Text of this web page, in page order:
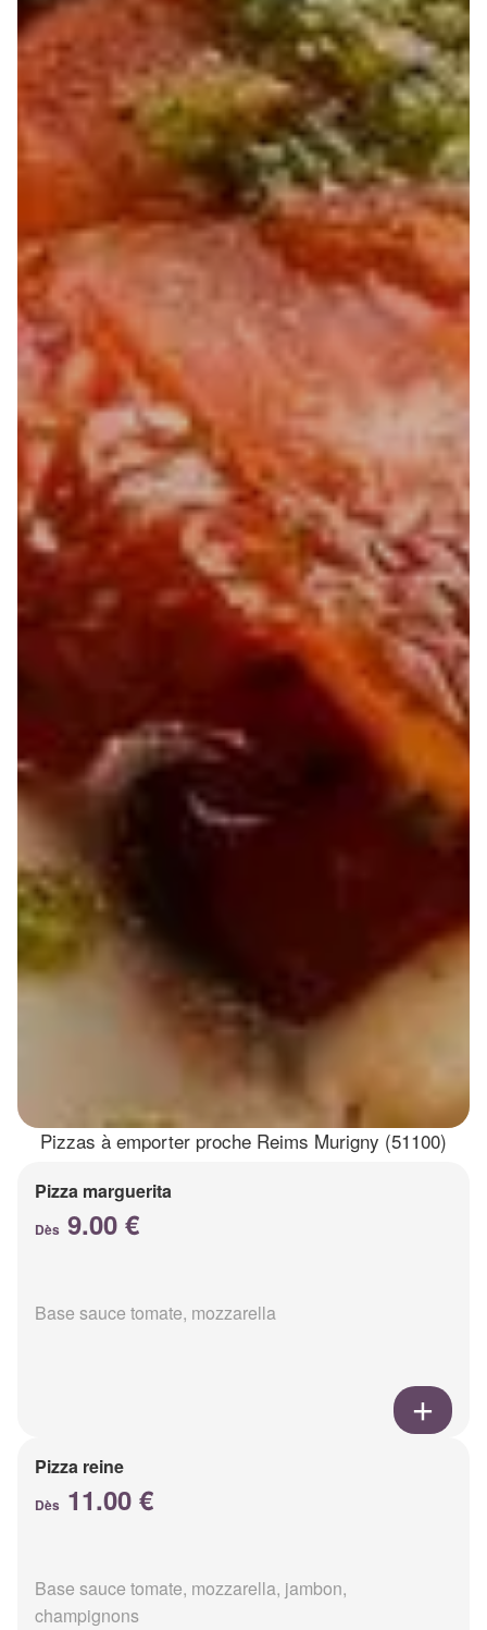
Pizzas à emporter proche Reims Murigny (51100)
Pizza marguerita
Dès 9.00 €
Base sauce tomate, mozzarella
Pizza reine
Dès 11.00 €
Base sauce tomate, mozzarella, jambon,
champignons